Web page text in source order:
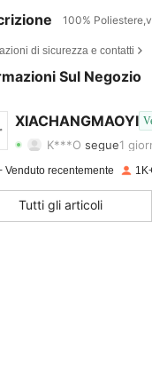
100%
di sicurezza e contatti
Sul Negozio
XIACHANGMAOYI
4.87 4
K***O 1
4.87 Valutazione 4
4.87 4
Venduto recentemente
Tutti gli articoli